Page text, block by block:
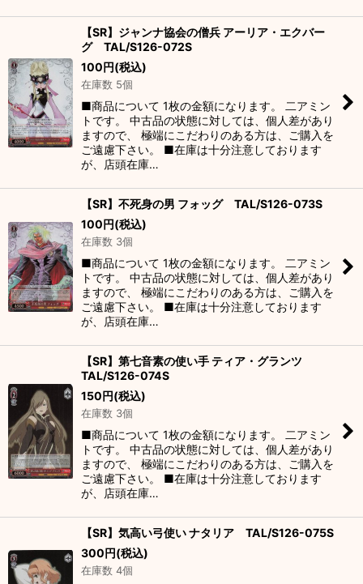
【SR】ジャンナ協会の僧兵 アーリア・エクバー
グ TAL/S126-072S
100円(税込)
在庫数 5個
■商品について 1枚の金額になります。 二アミン
トです。 中古品の状態に対しては、個人差があり
ますので、 極端にこだわりのある方は、ご購入を
ご遠慮下さい。 ■在庫は十分注意しております
が、店頭在庫…
【SR】不死身の男 フォッグ TAL/S126-073S
100円(税込)
在庫数 3個
■商品について 1枚の金額になります。 二アミン
トです。 中古品の状態に対しては、個人差があり
ますので、 極端にこだわりのある方は、ご購入を
ご遠慮下さい。 ■在庫は十分注意しております
が、店頭在庫…
【SR】第七音素の使い手 ティア・グランツ
TAL/S126-074S
150円(税込)
在庫数 3個
■商品について 1枚の金額になります。 二アミン
トです。 中古品の状態に対しては、個人差があり
ますので、 極端にこだわりのある方は、ご購入を
ご遠慮下さい。 ■在庫は十分注意しております
が、店頭在庫…
【SR】気高い弓使い ナタリア TAL/S126-075S
300円(税込)
在庫数 4個